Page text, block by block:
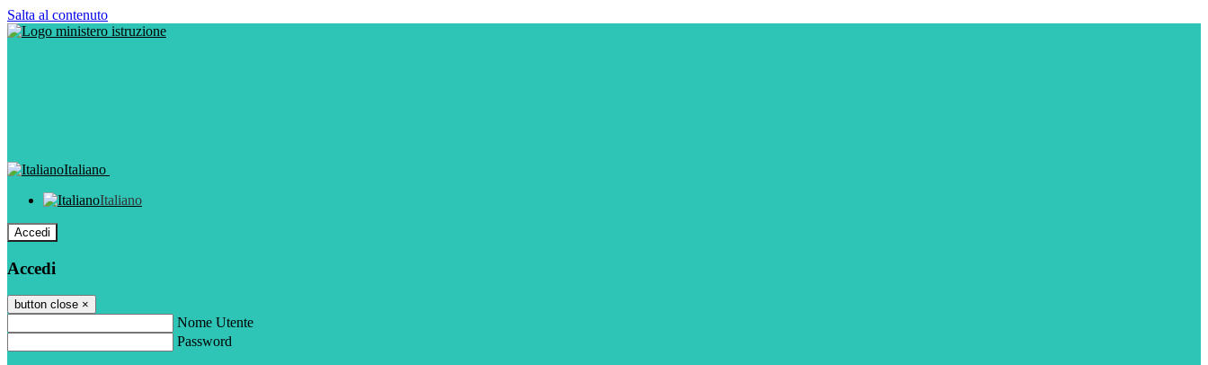
Salta al contenuto
Italiano
Italiano
Accedi
Accedi
button close ×
Nome Utente
Password